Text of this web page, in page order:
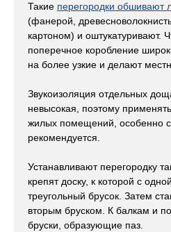
Такие перегородки обшивают
(фанерой,
картоном) и оштукатуривают.
поперечное коробление
на более узкие и делают
Звукоизоляция отдельных
невысокая, поэтому
жилых помещений, особенно
рекомендуется.
Устанавливают перегородку
крепят доску, к которой с
треугольный брусок. Затем
вторым бруском. К балкам и
бруски, образующие паз.